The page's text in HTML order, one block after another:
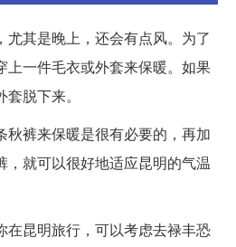
尤其是晚上，还会有点风。为了
上一件毛衣或外套来保暖。如果
脱下来。
秋裤来保暖是很有必要的，再加
，就可以很好地适应昆明的气温
在昆明旅行，可以考虑去禄丰恐